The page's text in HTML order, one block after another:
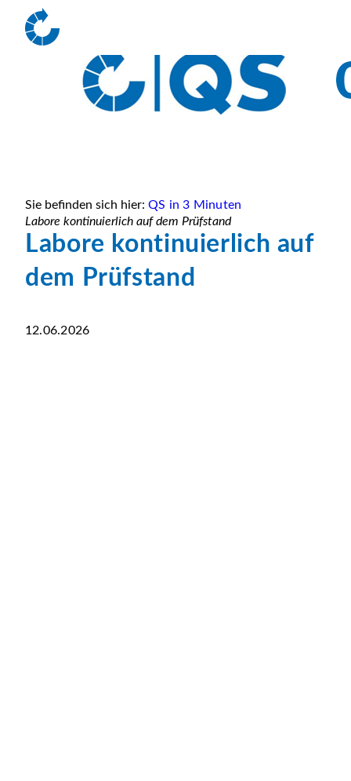
Sie befinden sich hier: QS in 3 Minuten
Labore kontinuierlich auf dem Prüfstand
Labore kontinuierlich auf
dem Prüfstand
12.06.2026